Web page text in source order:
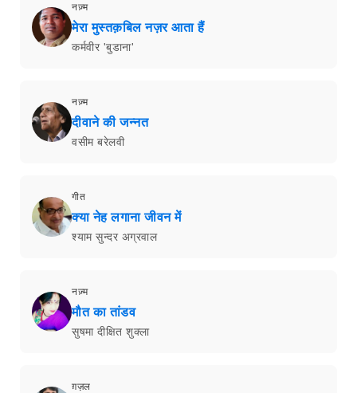
नज़्म
मेरा मुस्तक़बिल नज़र आता हैं
कर्मवीर 'बुडाना'
नज़्म
दीवाने की जन्नत
वसीम बरेलवी
गीत
क्या नेह लगाना जीवन में
श्याम सुन्दर अग्रवाल
नज़्म
मौत का तांडव
सुषमा दीक्षित शुक्ला
ग़ज़ल